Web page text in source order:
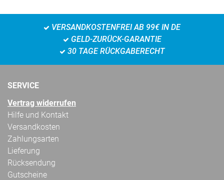
VERSANDKOSTENFREI AB 99€ IN DE
GELD-ZURÜCK-GARANTIE
30 TAGE RÜCKGABERECHT
SERVICE
Vertrag widerrufen
Hilfe und Kontakt
Versandkosten
Zahlungsarten
Lieferung
Rücksendung
Gutscheine